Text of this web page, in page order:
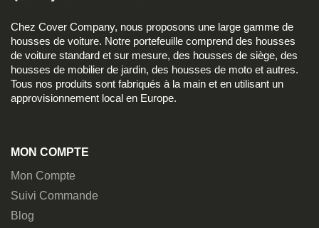
Chez Cover Company, nous proposons une large gamme de
housses de voiture. Notre portefeuille comprend des housses
de voiture standard et sur mesure, des housses de siège, des
housses de mobilier de jardin, des housses de moto et autres.
Tous nos produits sont fabriqués à la main et en utilisant un
approvisionnement local en Europe.
MON COMPTE
Mon Compte
Suivi Commande
Blog